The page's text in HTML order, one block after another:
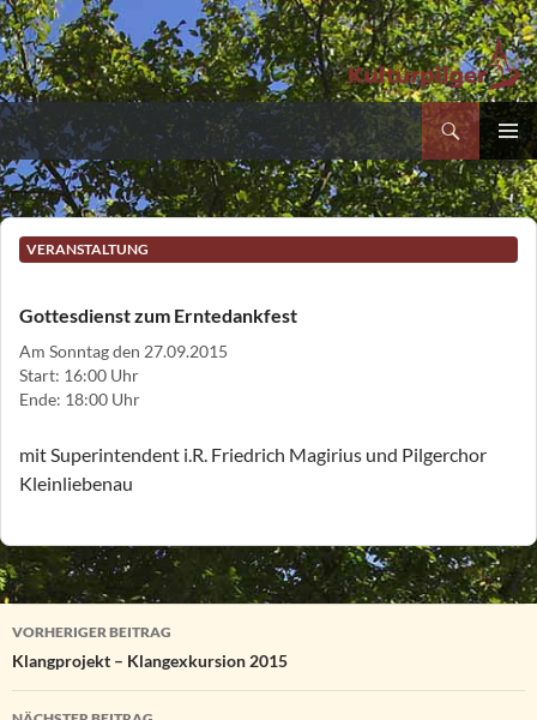
Kultur- und Pilgerverein Kleinliebenau e.V.
Suchen
MENÜ
Zum
Inhalt
springen
VERANSTALTUNG
Gottesdienst zum Erntedankfest
Am Sonntag den 27.09.2015
Start: 16:00 Uhr
Ende: 18:00 Uhr
mit Superintendent i.R. Friedrich Magirius und Pilgerchor
Kleinliebenau
Beitragsnavigation
VORHERIGER BEITRAG
Klangprojekt – Klangexkursion 2015